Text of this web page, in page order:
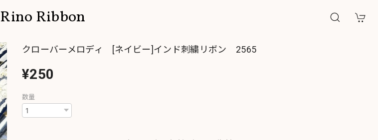
Rino Ribbon
クローバーメロディ [ネイビー]インド刺繍リボン 2565
¥250
数量